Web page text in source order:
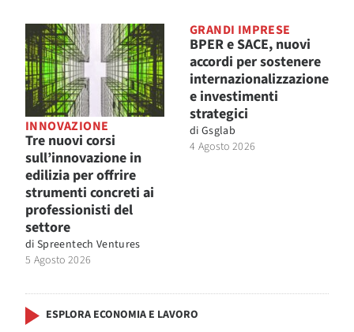
INNOVAZIONE
Tre nuovi corsi
sull’innovazione in
edilizia per offrire
strumenti concreti ai
professionisti del
settore
di Spreentech Ventures
5 Agosto 2026
GRANDI IMPRESE
BPER e SACE, nuovi
accordi per sostenere
internazionalizzazione
e investimenti
strategici
di Gsglab
4 Agosto 2026
ESPLORA ECONOMIA E LAVORO